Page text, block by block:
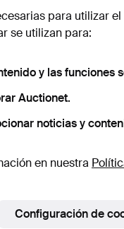
37 USD
Tenn,
Subastado 8
para utilizar
se utilizan para:
y las funciones
Auctionet.
noticias y
en nuestra
Configuración de